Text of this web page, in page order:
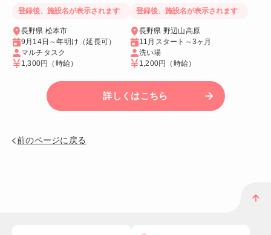
登録後、施設名が表示されます
長野県 松本市
9月14日～年明け（延長可）
マルチタスク
1,300円
（時給）
登録後、施設名が表示されます
長野県 野辺山高原
11月スタート～3ヶ月
洗い場
1,200円
（時給）
詳しくはこちら
前のページに戻る